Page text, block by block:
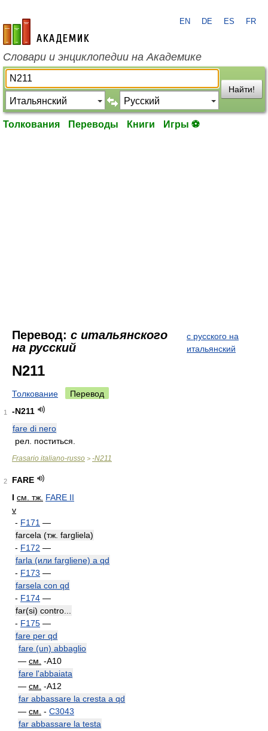
academic.ru
EN DE ES FR
Словари и энциклопедии на Академике
Найти!
Толкования Переводы Книги Игры ⚽
Перевод: с итальянского
на русский
с русского на
итальянский
N211
Толкование Перевод
1
-N211
fare di nero
рел. поститься.
Frasario italiano-russo > -N211
2
FARE
I см. тж. FARE II
v
- F171 —
farcela (тж. fargliela)
- F172 —
farla (или fargliene) a qd
- F173 —
farsela con qd
- F174 —
far(si) contro...
- F175 —
fare per qd
fare (un) abbaglio
— см. -A10
fare l'abbaiata
— см. -A12
far abbassare la cresta a qd
— см. - C3043
far abbassare la testa